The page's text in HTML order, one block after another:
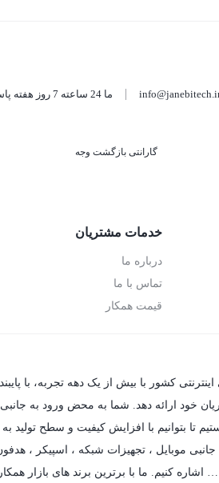
ما 24 ساعته 7 روز هفته پاسخگوی شما هستیم.
گارانتی بازگشت وجه
خدمات مشتریان
درباره ما
تماس با ما
قیمت همکار
کشور با بیش از یک دهه تجربه، با
خود ارائه دهد. شما به محض ورود به
تا بتوانیم با افزایش کیفیت و سطح
جانبی موبایل ، تجهیزات شبکه ، اسپیکر ،
اشاره کنیم. ما با برترین برند های بازار